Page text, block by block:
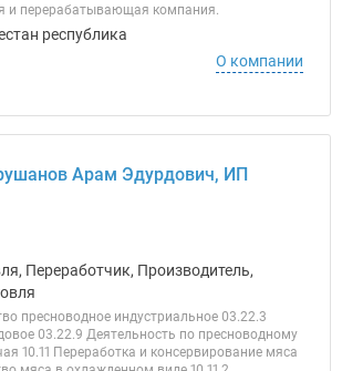
перерабатывающая компания.
республика
О компании
Арам Эдурдович, ИП
Переработчик, Производитель,
пресноводное индустриальное 03.22.3
03.22.9 Деятельность по пресноводному
10.11 Переработка и консервирование мяса